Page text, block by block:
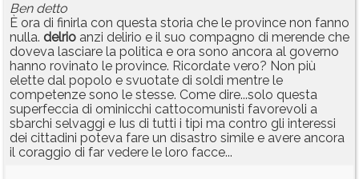
Ben detto
È ora di finirla con questa storia che le province non fanno
nulla. delrio anzi delirio e il suo compagno di merende che
doveva lasciare la politica e ora sono ancora al governo
hanno rovinato le province. Ricordate vero? Non più
elette dal popolo e svuotate di soldi mentre le
competenze sono le stesse. Come dire...solo questa
superfeccia di ominicchi cattocomunisti favorevoli a
sbarchi selvaggi e Ius di tutti i tipi ma contro gli interessi
dei cittadini poteva fare un disastro simile e avere ancora
il coraggio di far vedere le loro facce...